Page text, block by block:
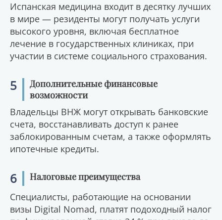
Испанская медицина входит в десятку лучших
в мире — резиденты могут получать услуги
высокого уровня, включая бесплатное
лечение в государственных клиниках, при
участии в системе социального страхования.
5
Дополнительные финансовые
возможности
Владельцы ВНЖ могут открывать банковские
счета, восстанавливать доступ к ранее
заблокированным счетам, а также оформлять
ипотечные кредиты.
6
Налоговые преимущества
Специалисты, работающие на основании
визы Digital Nomad, платят подоходный налог